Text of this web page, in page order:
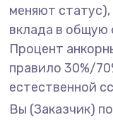
меняют
вклада в общую
Процент
правило 30%/
естественной
Вы (Заказчик)